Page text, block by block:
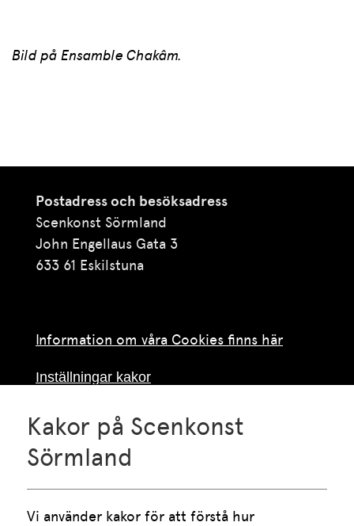
Bild på Ensamble Chakâm.
Postadress och besöksadress
Scenkonst Sörmland
John Engellaus Gata 3
633 61 Eskilstuna
Information om våra Cookies finns här
Inställningar kakor
Telefon
016-10 55 75
Vardagar klockan 09.00-15.00
Lunch mellan klockan 12.00 och 13.00
Kakor på Scenkonst
Sörmland
Vi använder kakor för att förstå hur